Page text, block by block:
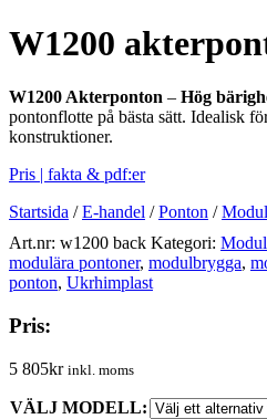
W1200
W1200 Akterponton – Hög
pontonflotte på bästa sätt. Idealisk
konstruktioner.
Pris | fakta & pdf:er
Startsida /E-handel /Ponton /
Art.nr: w1200 back Kategori:
modulära pontoner, modulbrygga,
ponton, Ukrhimplast
Pris:
5 805kr inkl. moms
VÄLJ MODELL: